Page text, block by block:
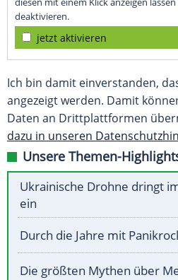
deaktivieren.
jetzt aktivieren
Ich bin damit einverstanden,
angezeigt werden. Damit
Daten an Drittplattformen
dazu in unseren
Unsere Themen-
Ukrainische Drohne dringt
ein
Durch die Jahre mit
Die größten Mythen über